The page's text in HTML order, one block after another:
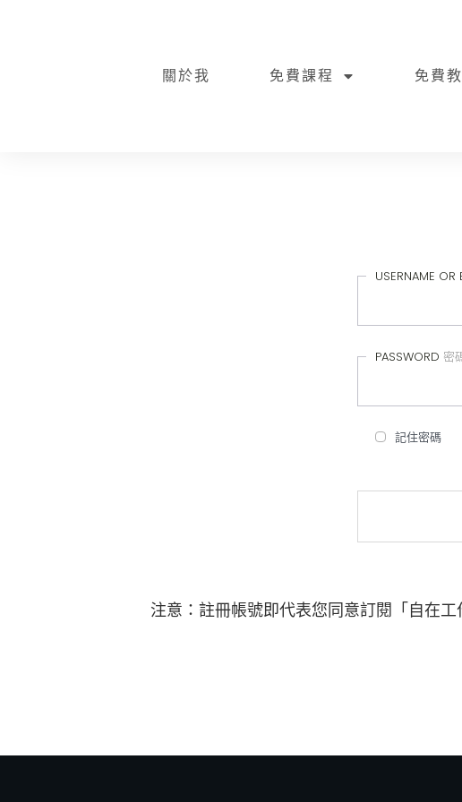
關於我 免費課程 免費
USERNAME OR
PASSWORD 密
記住密碼
注意：註冊帳號即代表您同意訂閱「自在